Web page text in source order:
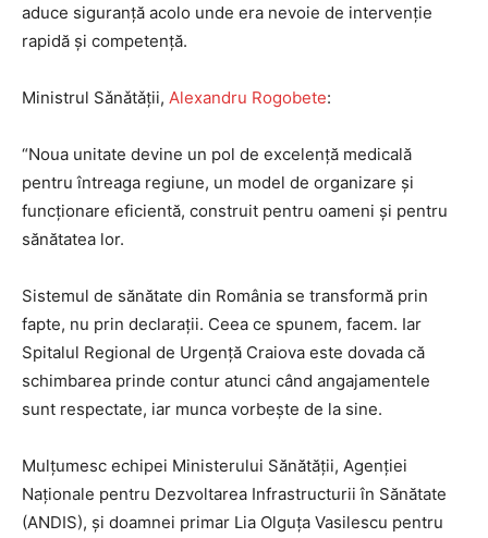
aduce siguranță acolo unde era nevoie de intervenție
rapidă și competență.
Ministrul Sǎnǎtǎții, Alexandru Rogobete:
“Noua unitate devine un pol de excelență medicală
pentru întreaga regiune, un model de organizare și
funcționare eficientă, construit pentru oameni și pentru
sănătatea lor.
Sistemul de sănătate din România se transformă prin
fapte, nu prin declarații. Ceea ce spunem, facem. Iar
Spitalul Regional de Urgență Craiova este dovada că
schimbarea prinde contur atunci când angajamentele
sunt respectate, iar munca vorbește de la sine.
Mulțumesc echipei Ministerului Sănătății, Agenției
Naționale pentru Dezvoltarea Infrastructurii în Sănătate
(ANDIS), și doamnei primar Lia Olguța Vasilescu pentru